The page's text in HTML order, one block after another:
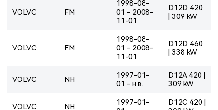
VOLVO FM
1998-08-
01 - 2008-
11-01
D12D 420
| 309 kW
VOLVO FM
1998-08-
01 - 2008-
11-01
D12D 460
| 338 kW
VOLVO NH
1997-01-
01 - н.в.
D12A 420 |
309 kW
VOLVO NH
1997-01-
D12C 420 |